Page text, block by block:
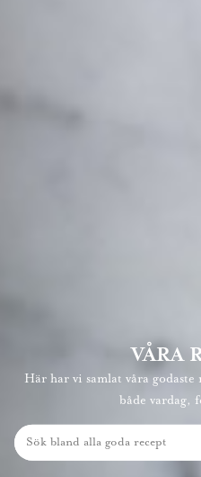
VÅRA
Här har vi samlat våra
både vardag,